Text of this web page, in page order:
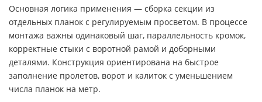
Основная логика применения — сборка секции из
отдельных планок с регулируемым просветом. В процессе
монтажа важны одинаковый шаг, параллельность кромок,
корректные стыки с воротной рамой и доборными
деталями. Конструкция ориентирована на быстрое
заполнение пролетов, ворот и калиток с уменьшением
числа планок на метр.